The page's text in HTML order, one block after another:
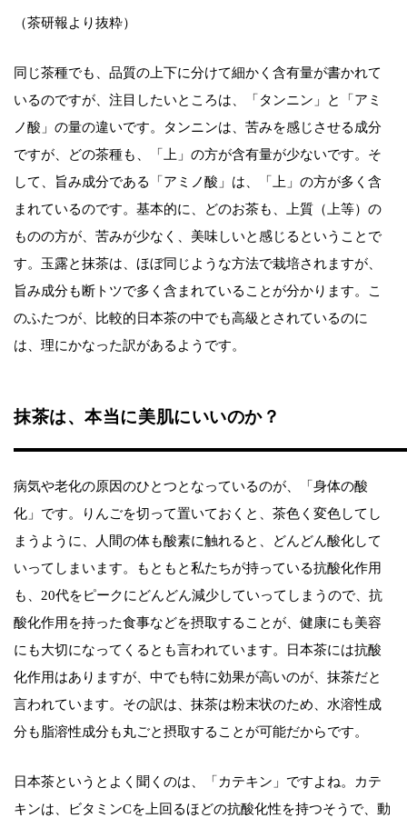
（茶研報より抜粋）
同じ茶種でも、品質の上下に分けて細かく含有量が書かれて
いるのですが、注目したいところは、「タンニン」と「アミ
ノ酸」の量の違いです。タンニンは、苦みを感じさせる成分
ですが、どの茶種も、「上」の方が含有量が少ないです。そ
して、旨み成分である「アミノ酸」は、「上」の方が多く含
まれているのです。基本的に、どのお茶も、上質（上等）の
ものの方が、苦みが少なく、美味しいと感じるということで
す。玉露と抹茶は、ほぼ同じような方法で栽培されますが、
旨み成分も断トツで多く含まれていることが分かります。こ
のふたつが、比較的日本茶の中でも高級とされているのに
は、理にかなった訳があるようです。
抹茶は、本当に美肌にいいのか？
病気や老化の原因のひとつとなっているのが、「身体の酸
化」です。りんごを切って置いておくと、茶色く変色してし
まうように、人間の体も酸素に触れると、どんどん酸化して
いってしまいます。もともと私たちが持っている抗酸化作用
も、20代をピークにどんどん減少していってしまうので、抗
酸化作用を持った食事などを摂取することが、健康にも美容
にも大切になってくるとも言われています。日本茶には抗酸
化作用はありますが、中でも特に効果が高いのが、抹茶だと
言われています。その訳は、抹茶は粉末状のため、水溶性成
分も脂溶性成分も丸ごと摂取することが可能だからです。
日本茶というとよく聞くのは、「カテキン」ですよね。カテ
キンは、ビタミンCを上回るほどの抗酸化性を持つそうで、動